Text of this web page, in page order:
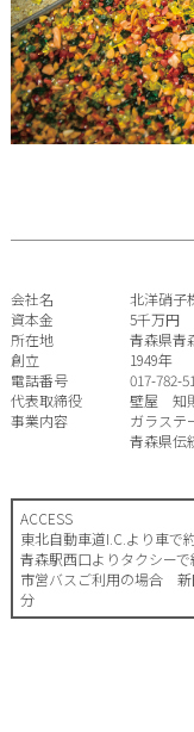
会社名
北洋硝子
資本金
5千万円
所在地
青森県青
創立
1949年
電話番号
017-782-
代表取締役
壁屋 知
事業内容
ガラステ
青森県伝
ACCESS
東北自動車道I.C.より車で
青森駅西口よりタクシーで
市営バスご利用の場合
分